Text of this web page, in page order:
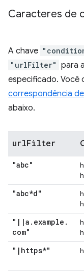
Caracteres de
A chave
"urlFilter" para
especificado. Você
correspondência
abaixo.
urlFilter
"abc"
"abc*d"
" | |a . example .
com"
" | https*"